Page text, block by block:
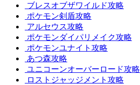
ブレスオブザワイルド攻略
ポケモン剣盾攻略
アルセウス攻略
ポケモンダイパリメイク攻略
ポケモンユナイト攻略
あつ森攻略
ユニコーンオーバーロード攻略
ロストジャッジメント攻略